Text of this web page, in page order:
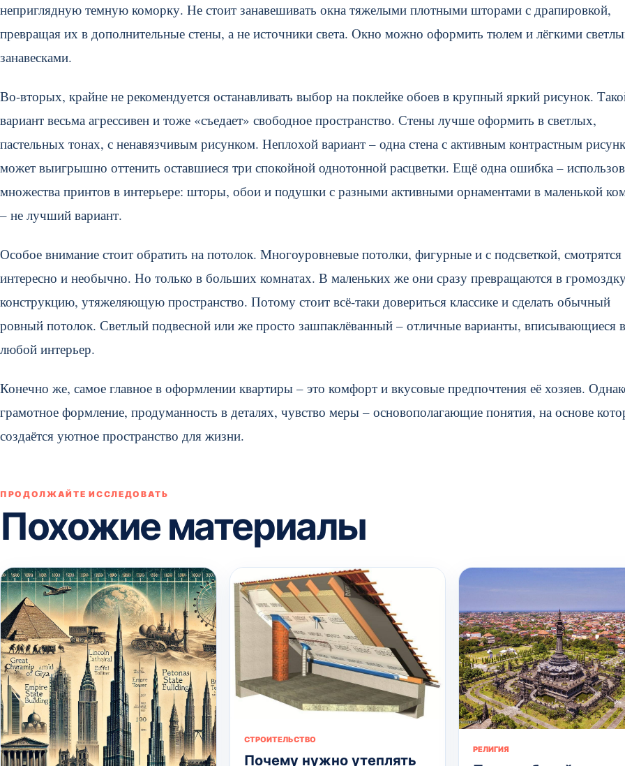
неприглядную темную коморку. Не стоит занавешивать окна тяжелыми плотными шторами с драпировкой,
превращая их в дополнительные стены, а не источники света. Окно можно оформить тюлем и лёгкими
занавесками.
Во-вторых, крайне не рекомендуется останавливать выбор на поклейке обоев в крупный яркий рисунок.
вариант весьма агрессивен и тоже «съедает» свободное пространство. Стены лучше оформить в светлых,
пастельных тонах, с ненавязчивым рисунком. Неплохой вариант – одна стена с активным контрастным
может выигрышно оттенить оставшиеся три спокойной однотонной расцветки. Ещё одна ошибка –
множества принтов в интерьере: шторы, обои и подушки с разными активными орнаментами в маленькой
– не лучший вариант.
Особое внимание стоит обратить на потолок. Многоуровневые потолки, фигурные и с подсветкой, смотрятся
интересно и необычно. Но только в больших комнатах. В маленьких же они сразу превращаются в
конструкцию, утяжеляющую пространство. Потому стоит всё-таки довериться классике и сделать обычный
ровный потолок. Светлый подвесной или же просто зашпаклёванный – отличные варианты, вписывающиеся в
любой интерьер.
Конечно же, самое главное в оформлении квартиры – это комфорт и вкусовые предпочтения её хозяев.
грамотное формление, продуманность в деталях, чувство меры – основополагающие понятия, на основе
создаётся уютное пространство для жизни.
ПРОДОЛЖАЙТЕ ИССЛЕДОВАТЬ
Похожие материалы
СТРОИТЕЛЬСТВО
Почему нужно утеплять
РЕЛИГИЯ